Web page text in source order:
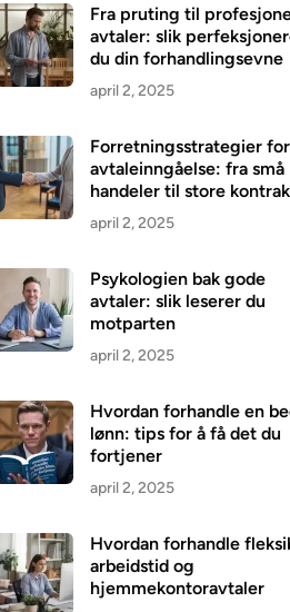
Fra pruting til
avtaler: slik
du din forhandlingsevne
april 2, 2025
Forretningsstrategier for
avtaleinngåelse: fra små
handeler til store
april 2, 2025
Psykologien bak gode
avtaler: slik leserer du
motparten
april 2, 2025
Hvordan forhandle en
lønn: tips for å få det du
fortjener
april 2, 2025
Hvordan forhandle
arbeidstid og
hjemmekontoravtaler